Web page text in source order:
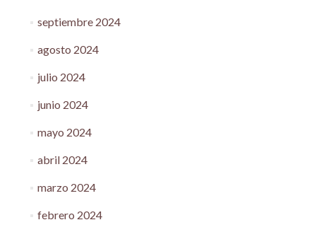
septiembre 2024
agosto 2024
julio 2024
junio 2024
mayo 2024
abril 2024
marzo 2024
febrero 2024